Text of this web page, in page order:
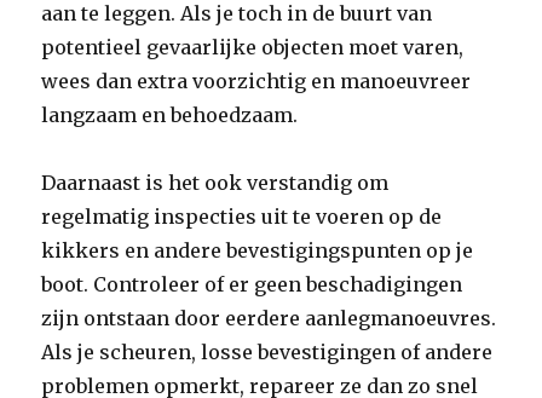
aan te leggen. Als je toch in de buurt van
potentieel gevaarlijke objecten moet varen,
wees dan extra voorzichtig en manoeuvreer
langzaam en behoedzaam.
Daarnaast is het ook verstandig om
regelmatig inspecties uit te voeren op de
kikkers en andere bevestigingspunten op je
boot. Controleer of er geen beschadigingen
zijn ontstaan door eerdere aanlegmanoeuvres.
Als je scheuren, losse bevestigingen of andere
problemen opmerkt, repareer ze dan zo snel